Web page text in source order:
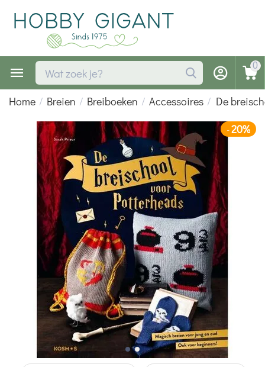
0
Home / Breien / Breiboeken / Accessoires / De
-20%